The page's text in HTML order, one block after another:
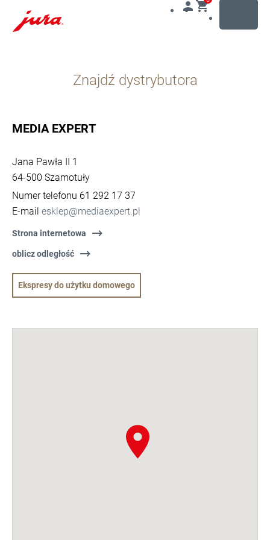
opcji
wyszukiwania
Znajdź dystrybutora
MEDIA EXPERT
Jana Pawła II 1
64-500 Szamotuły
Numer telefonu 61 292 17 37
E-mail esklep@mediaexpert.pl
Strona internetowa
oblicz odległość
Ekspresy do użytku domowego